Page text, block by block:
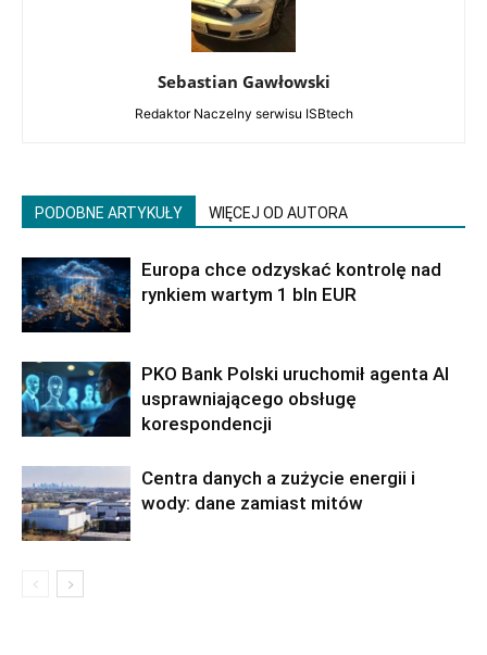
Sebastian Gawłowski
Redaktor Naczelny serwisu ISBtech
PODOBNE ARTYKUŁY WIĘCEJ OD AUTORA
Europa chce odzyskać kontrolę nad
rynkiem wartym 1 bln EUR
PKO Bank Polski uruchomił agenta AI
usprawniającego obsługę
korespondencji
Centra danych a zużycie energii i
wody: dane zamiast mitów